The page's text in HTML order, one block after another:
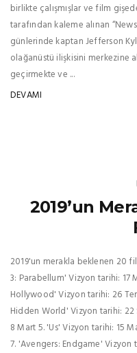
birlikte çalışmışlar ve film
tarafından kaleme alınan
günlerinde kaptan Jefferson
olağanüstü ilişkisini merkezine
geçirmekte ve ...
DEVAMI
2019’un
2019'un merakla beklenen 20
3: Parabellum' Vizyon tarihi: 17
Hollywood' Vizyon tarihi: 26
Hidden World' Vizyon tarihi:
8 Mart 5. 'Us' Vizyon tarihi: 15
7. 'Avengers: Endgame'